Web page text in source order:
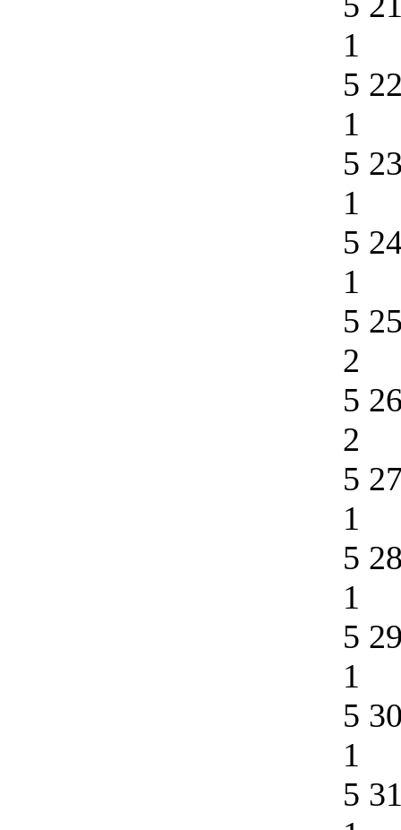
1
5
1
5
1
5
1
5
2
5
2
5
1
5
1
5
1
5
1
5